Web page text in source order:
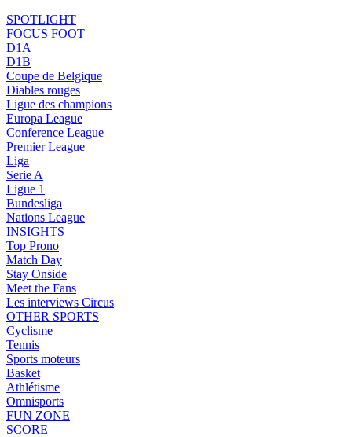
SPOTLIGHT
FOCUS FOOT
D1A
D1B
Coupe de Belgique
Diables rouges
Ligue des champions
Europa League
Conference League
Premier League
Liga
Serie A
Ligue 1
Bundesliga
Nations League
INSIGHTS
Top Prono
Match Day
Stay Onside
Meet the Fans
Les interviews Circus
OTHER SPORTS
Cyclisme
Tennis
Sports moteurs
Basket
Athlétisme
Omnisports
FUN ZONE
SCORE